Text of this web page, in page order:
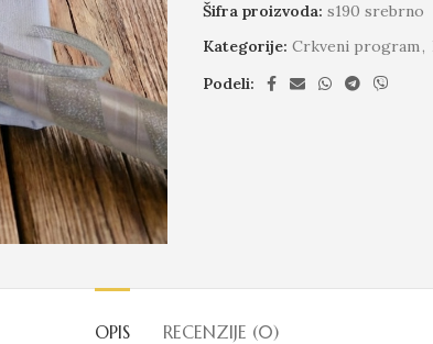
Šifra proizvoda: s190 srebrno
Kategorije: Crkveni program,
Podeli:
OPIS RECENZIJE (0)